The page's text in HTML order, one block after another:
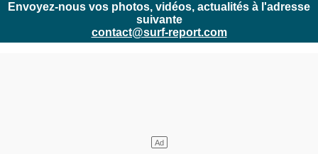
Envoyez-nous vos photos, vidéos, actualités à l'adresse
suivante
contact@surf-report.com